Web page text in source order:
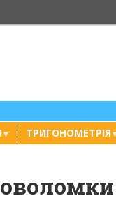
▼ ТРИГОНОМЕТРІЯ